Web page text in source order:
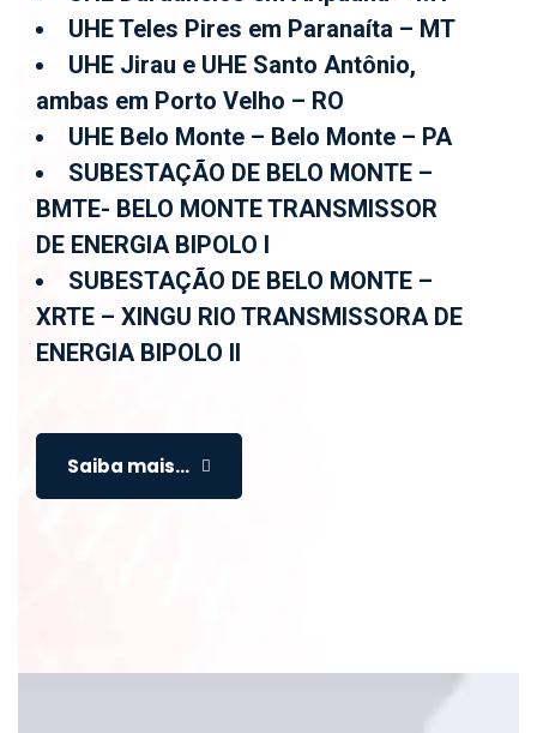
UHE Teles Pires em Paranaíta – MT
UHE Jirau e UHE Santo Antônio,
ambas em Porto Velho – RO
UHE Belo Monte – Belo Monte – PA
SUBESTAÇÃO DE BELO MONTE –
BMTE- BELO MONTE TRANSMISSOR
DE ENERGIA BIPOLO I
SUBESTAÇÃO DE BELO MONTE –
XRTE – XINGU RIO TRANSMISSORA DE
ENERGIA BIPOLO II
Saiba mais...